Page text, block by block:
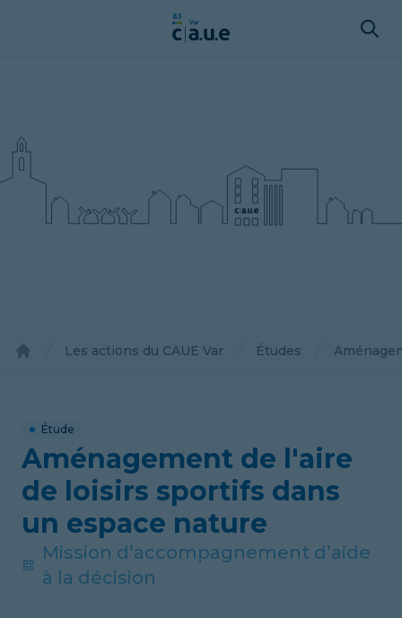
Les actions du CAUE Var Études
Étude
Aménagement de l'aire
de loisirs sportifs dans
un espace nature
Mission d’accompagnement d’aide
à la décision